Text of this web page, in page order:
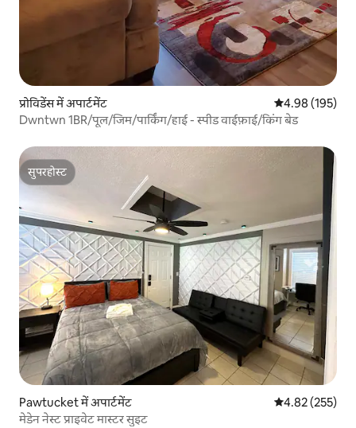
प्रोविडेंस में अपार्टमेंट औसत रेटिंग 5 में से
4.98 (195)
Dwntwn 1BR/पूल/जिम/पार्किंग/हाई - स्पीड वाईफ़ाई/किंग बेड
सुपरहोस्ट
सुपरहोस्ट
Pawtucket में अपार्टमेंट औसत रेटिंग 5 में से
4.82 (255)
मेडेन नेस्ट प्राइवेट मास्टर सुइट